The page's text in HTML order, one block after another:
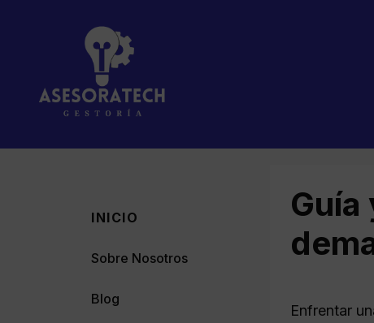
Guía
Enfrentar
INICIO
Sobre Nosotros
Blog